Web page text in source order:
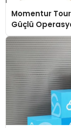
Momentur
Güçlü